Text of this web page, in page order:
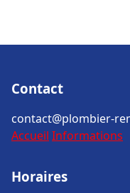
Contact
contact@plombier-
Accueil Informations
Horaires